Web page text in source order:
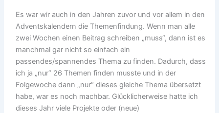
Es war wir auch in den Jahren zuvor und vor allem in den
Adventskalendern die Themenfindung. Wenn man alle
zwei Wochen einen Beitrag schreiben „muss“, dann ist es
manchmal gar nicht so einfach ein
passendes/spannendes Thema zu finden. Dadurch, dass
ich ja „nur“ 26 Themen finden musste und in der
Folgewoche dann „nur“ dieses gleiche Thema übersetzt
habe, war es noch machbar. Glücklicherweise hatte ich
dieses Jahr viele Projekte oder (neue)